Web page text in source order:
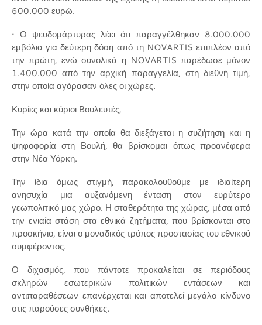
600.000 ευρώ.
• Ο ψευδομάρτυρας λέει ότι παραγγέλθηκαν 8.000.000
εμβόλια για δεύτερη δόση από τη NOVARTIS επιπλέον από
την πρώτη, ενώ συνολικά η NOVARTIS παρέδωσε μόνον
1.400.000 από την αρχική παραγγελία, στη διεθνή τιμή,
στην οποία αγόρασαν όλες οι χώρες.
Κυρίες και κύριοι Βουλευτές,
Την ώρα κατά την οποία θα διεξάγεται η συζήτηση και η
ψηφοφορία στη Βουλή, θα βρίσκομαι όπως προανέφερα
στην Νέα Υόρκη.
Την ίδια όμως στιγμή, παρακολουθούμε με ιδιαίτερη
ανησυχία μια αυξανόμενη ένταση στον ευρύτερο
γεωπολιτικό μας χώρο. Η σταθερότητα της χώρας, μέσα από
την ενιαία στάση στα εθνικά ζητήματα, που βρίσκονται στο
προσκήνιο, είναι ο μοναδικός τρόπος προστασίας του εθνικού
συμφέροντος.
Ο διχασμός, που πάντοτε προκαλείται σε περιόδους
σκληρών εσωτερικών πολιτικών εντάσεων και
αντιπαραθέσεων επανέρχεται και αποτελεί μεγάλο κίνδυνο
στις παρούσες συνθήκες.